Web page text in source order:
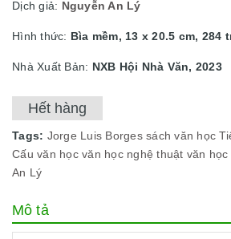
Dịch giả: Nguyễn An Lý
Hình thức: Bìa mềm, 13 x 20.5 cm, 284
Nhà Xuất Bản: NXB Hội Nhà Văn, 2023
Hết hàng
Tags: Jorge Luis Borges sách văn học
Cấu văn học văn học nghệ thuật văn
An Lý
Mô tả